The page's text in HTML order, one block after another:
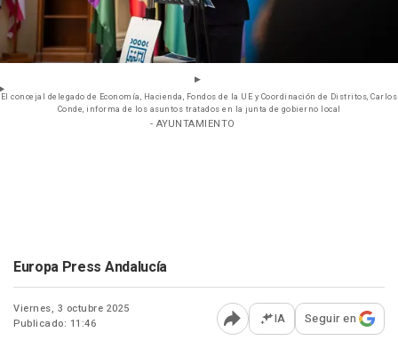
El concejal delegado de Economía, Hacienda, Fondos de la UE y Coordinación de Distritos, Carlos
Conde, informa de los asuntos tratados en la junta de gobierno local
- AYUNTAMIENTO
Europa Press Andalucía
Viernes, 3 octubre 2025
Publicado: 11:46
Abrir opciones para
IA Seguir en